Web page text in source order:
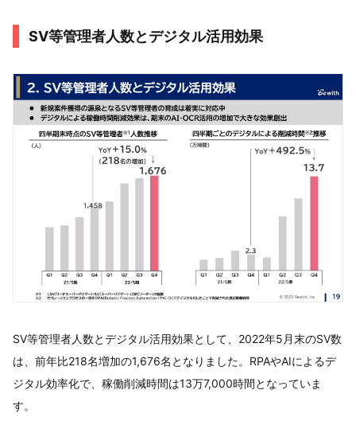
SV等管理者人数とデジタル活用効果
SV等管理者人数とデジタル活用効果として、2022年5月末のSV数
は、前年比218名増加の1,676名となりました。RPAやAIによるデ
ジタル効率化で、稼働削減時間は13万7,000時間となっていま
す。